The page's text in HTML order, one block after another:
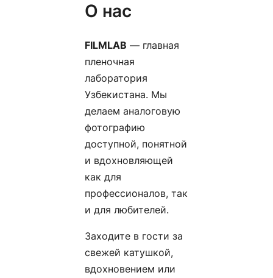
О нас
FILMLAB — главная
пленочная
лаборатория
Узбекистана. Мы
делаем аналоговую
фотографию
доступной, понятной
и вдохновляющей
как для
профессионалов, так
и для любителей.
Заходите в гости за
свежей катушкой,
вдохновением или